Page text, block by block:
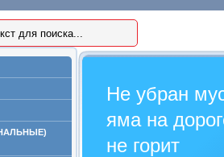
Не убран
яма на
не горит